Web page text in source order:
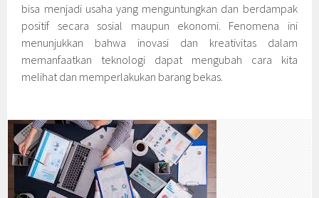
bisa menjadi usaha yang menguntungkan dan berdampak
positif secara sosial maupun ekonomi. Fenomena ini
menunjukkan bahwa inovasi dan kreativitas dalam
memanfaatkan teknologi dapat mengubah cara kita
melihat dan memperlakukan barang bekas.